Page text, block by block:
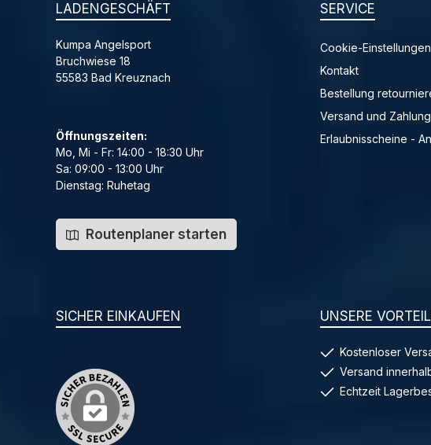
LADENGESCHÄFT
Kumpa Angelsport
Bruchwiese 18
55583 Bad Kreuznach
Öffnungszeiten:
Mo, Mi - Fr: 14:00 - 18:30 Uhr
Sa: 09:00 - 13:00 Uhr
Dienstag: Ruhetag
Routenplaner starten
SERVICE
Cookie-Einstellungen
Kontakt
Bestellung
Versand und
Erlaubnisscheine -
SICHER EINKAUFEN UNSERE
Kostenloser
Versand
Echtzeit